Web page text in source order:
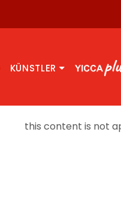
KÜNSTLER
this content is not